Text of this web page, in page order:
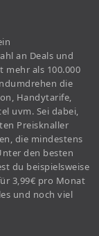
an Deals und
mehr als 100.000
die
Handytarife,
uvm. Sei dabei,
Preisknaller
die mindestens
den besten
du beispielsweise
3,99€ pro Monat
und noch viel